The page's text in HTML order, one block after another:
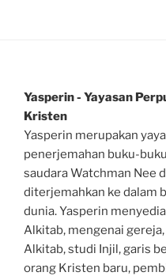
Yasperin - Yayasan
Kristen
Yasperin merupakan
penerjemahan buku-
saudara Watchman Nee
diterjemahkan ke dalam
dunia. Yasperin
Alkitab, mengenai
Alkitab, studi Injil, garis
orang Kristen baru,